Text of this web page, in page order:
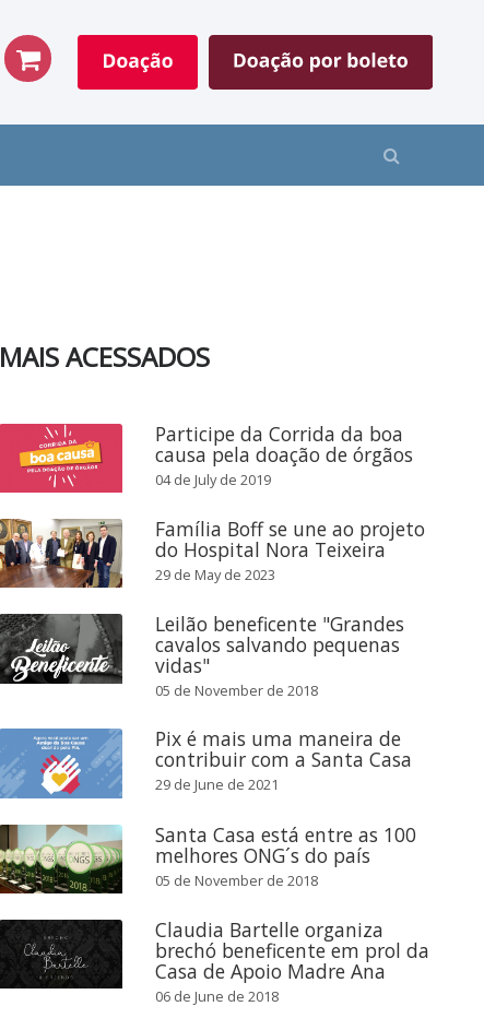
MAIS ACESSADOS
Participe da Corrida da boa
causa pela doação de órgãos
04 de July de 2019
Família Boff se une ao projeto
do Hospital Nora Teixeira
29 de May de 2023
Leilão beneficente "Grandes
cavalos salvando pequenas
vidas"
05 de November de 2018
Pix é mais uma maneira de
contribuir com a Santa Casa
29 de June de 2021
Santa Casa está entre as 100
melhores ONG´s do país
05 de November de 2018
Claudia Bartelle organiza
brechó beneficente em prol da
Casa de Apoio Madre Ana
06 de June de 2018